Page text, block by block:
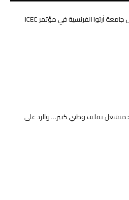
إبنة الفيحاء سنا حسن خالد تمثل جامعة أرتوا الفرنسية في مؤتمر ICEC
القاضي محمد صعب لـnextlb : منشغل بملف وطني كبير… والرد على